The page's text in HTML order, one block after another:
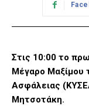
Στις 10:00 το
Μέγαρο Μαξίμου
Ασφάλειας
Μητσοτάκη.